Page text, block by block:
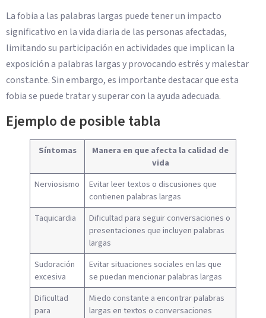
La fobia a las palabras largas puede tener un impacto
significativo en la vida diaria de las personas afectadas,
limitando su participación en actividades que implican la
exposición a palabras largas y provocando estrés y malestar
constante. Sin embargo, es importante destacar que esta
fobia se puede tratar y superar con la ayuda adecuada.
Ejemplo de posible tabla
Síntomas
Manera en que afecta la calidad de
vida
Nerviosismo
Evitar leer textos o discusiones que
contienen palabras largas
Taquicardia
Dificultad para seguir conversaciones o
presentaciones que incluyen palabras
largas
Sudoración
excesiva
Evitar situaciones sociales en las que
se puedan mencionar palabras largas
Dificultad
para
Miedo constante a encontrar palabras
largas en textos o conversaciones